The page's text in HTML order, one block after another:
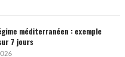
méditerranéen : exemple
7 jours